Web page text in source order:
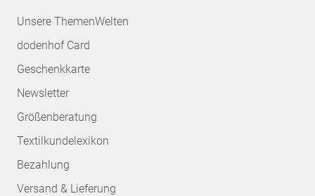
Unsere ThemenWelten
dodenhof Card
Geschenkkarte
Newsletter
Größenberatung
Textilkundelexikon
Bezahlung
Versand & Lieferung